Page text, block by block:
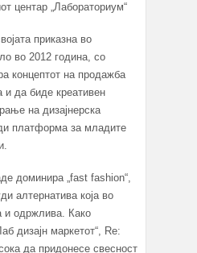
центар „Лабораториум“
приказна во
во 2012 година, со
концептот на продажба
и да биде креативен
на дизајнерска
платформа за младите
доминира „fast fashion“,
алтернатива која во
и одржлива. Како
дизајн маркетот“, Re:
да придонесе свесност